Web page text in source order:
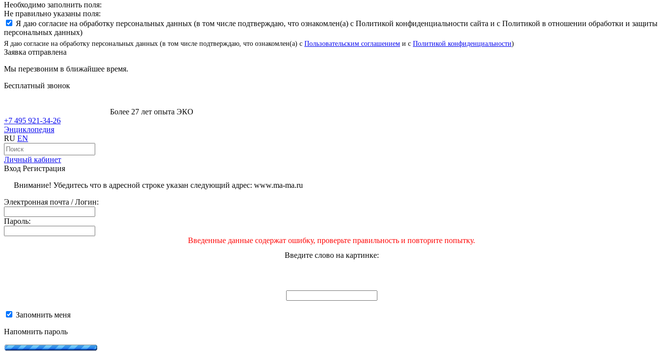
Необходимо заполнить поля:
Не правильно указаны поля:
Я даю согласие на обработку персональных данных (в том числе подтверждаю, что ознакомлен(а) с Политикой конфиденциальности сайта и с Политикой в отношении обработки и защиты
персональных данных)
Я даю согласие на обработку персональных данных (в том числе подтверждаю, что ознакомлен(а) с Пользовательским соглашением и с Политикой конфиденциальности)
Заявка отправлена
Мы перезвоним в ближайшее время.
Бесплатный звонок
Более 27 лет опыта ЭКО
+7 495 921-34-26
Энциклопедия
RU EN
Личный кабинет
Вход Регистрация
Внимание! Убедитесь что в адресной строке указан следующий адрес: www.ma-ma.ru
Электронная почта / Логин:
Пароль:
Введенные данные содержат ошибку, проверьте правильность и повторите попытку.
Введите слово на картинке:
Запомнить меня
Напомнить пароль